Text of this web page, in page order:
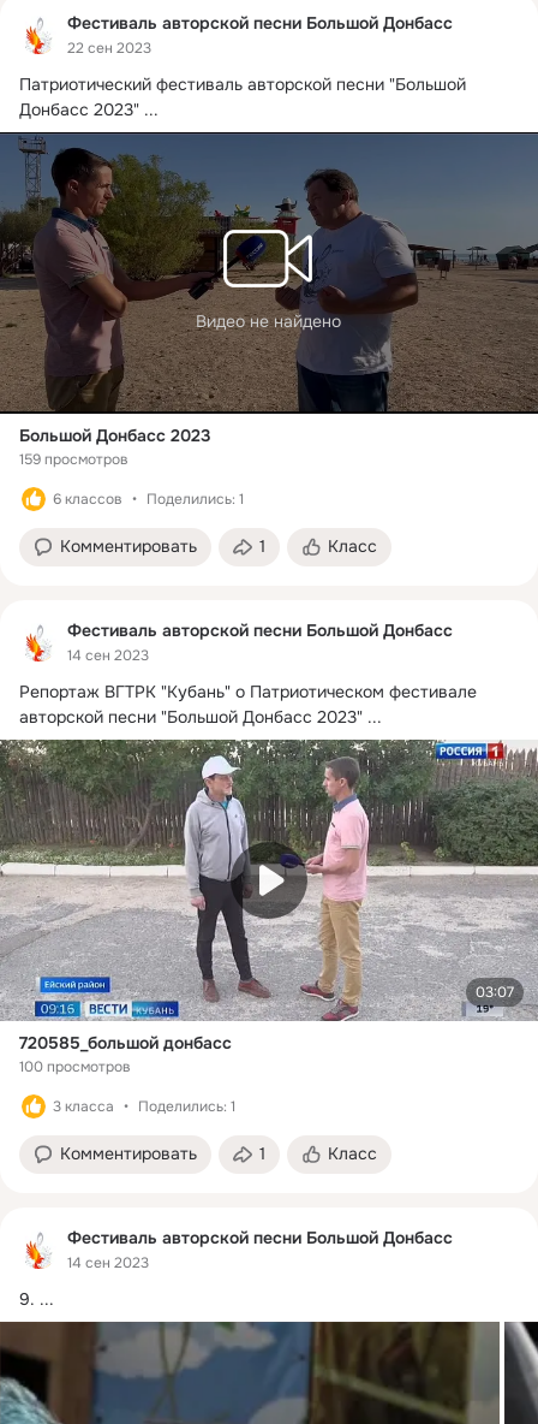
Фестиваль авторской песни Большой Донбасс
22 сен 2023
Патриотический фестиваль авторской песни "Большой
Донбасс 2023" ...
Видео не найдено
Большой Донбасс 2023
159 просмотров
6 классов Поделились: 1
Комментировать 1 Класс
Фестиваль авторской песни Большой Донбасс
14 сен 2023
Репортаж ВГТРК "Кубань" о Патриотическом фестивале
авторской песни "Большой Донбасс 2023" ...
03:07
720585_большой донбасс
100 просмотров
3 класса Поделились: 1
Комментировать 1 Класс
Фестиваль авторской песни Большой Донбасс
14 сен 2023
9. ...